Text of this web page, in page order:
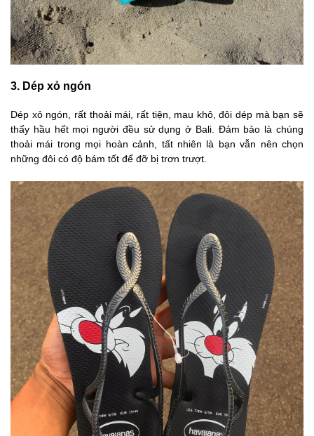
3. Dép xỏ ngón
Dép xỏ ngón, rất thoải mái, rất tiện, mau khô, đôi dép mà bạn sẽ
thấy hầu hết mọi người đều sử dụng ở Bali. Đảm bảo là chúng
thoải mái trong mọi hoàn cảnh, tất nhiên là bạn vẫn nên chọn
những đôi có độ bám tốt để đỡ bị trơn trượt.